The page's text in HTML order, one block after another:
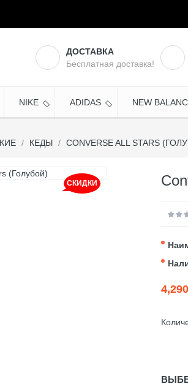
ДОСТАВКА
Бесплатная доставка!
NIKE ADIDAS NEW
КЕДЫ CONVERSE ALL STARS
СКИДКИ